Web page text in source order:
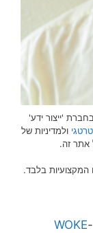
'ייצור ידע'
ולמדיניות של
אתר זה.
בלבד.
WOKE